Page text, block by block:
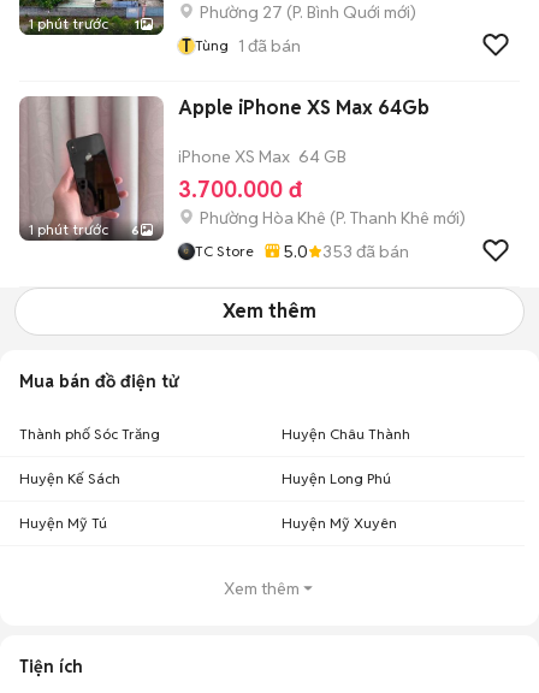
1 phút trước 1
Phường 27 (P. Bình Quới mới)
T Tùng 1 đã bán
1 phút trước 6
Apple iPhone XS Max 64Gb
iPhone XS Max 64 GB
3.700.000 đ
Phường Hòa Khê (P. Thanh Khê mới)
TC Store 5.0 353 đã bán
Xem thêm
Mua bán đồ điện tử
Thành phố Sóc Trăng Huyện Châu Thành
Huyện Kế Sách Huyện Long Phú
Huyện Mỹ Tú Huyện Mỹ Xuyên
Xem thêm
Tiện ích